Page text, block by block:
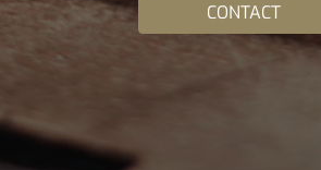
CONTACT